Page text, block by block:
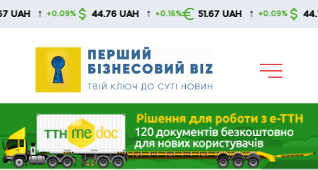
Skip
↑ +0.09% 44.76 UAH ↑ +0.16% 51.67 UAH ↑ +0.09% 44.76 UAH